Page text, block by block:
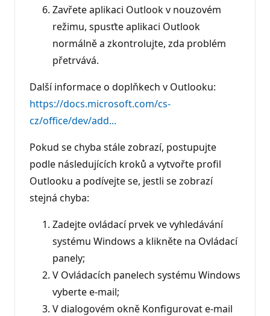
Zavřete aplikaci Outlook v nouzovém
režimu, spusťte aplikaci Outlook
normálně a zkontrolujte, zda problém
přetrvává.
Další informace o doplňkech v Outlooku:
https://docs.microsoft.com/cs-
cz/office/dev/add...
Pokud se chyba stále zobrazí, postupujte
podle následujících kroků a vytvořte profil
Outlooku a podívejte se, jestli se zobrazí
stejná chyba:
Zadejte ovládací prvek ve vyhledávání
systému Windows a klikněte na Ovládací
panely;
V Ovládacích panelech systému Windows
vyberte e-mail;
V dialogovém okně Konfigurovat e-mail